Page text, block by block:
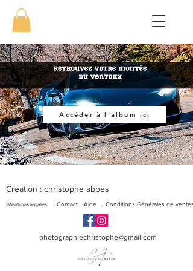
Accéder à l'album ici
Création : christophe abbes
Mentions légales Conditions Générales de ventes
Aide
Contact
photographiechristophe@gmail.com